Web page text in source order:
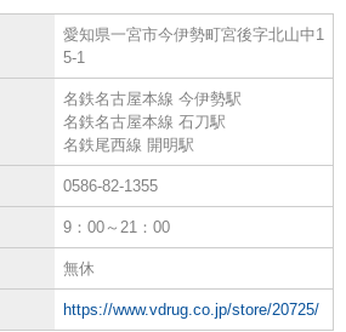
愛知県一宮市今伊勢町宮後字北山中1
5-1
名鉄名古屋本線 今伊勢駅
名鉄名古屋本線 石刀駅
名鉄尾西線 開明駅
0586-82-1355
9：00～21：00
無休
https://www.vdrug.co.jp/store/20725/